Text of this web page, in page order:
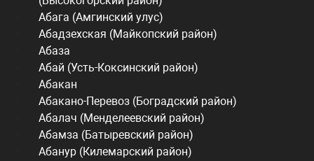
Абага (Амгинский улус)
Абадзехская (Майкопский район)
Абаза
Абай (Усть-Коксинский район)
Абакан
Абакано-Перевоз (Боградский район)
Абалач (Менделеевский район)
Абамза (Батыревский район)
Абанур (Килемарский район)